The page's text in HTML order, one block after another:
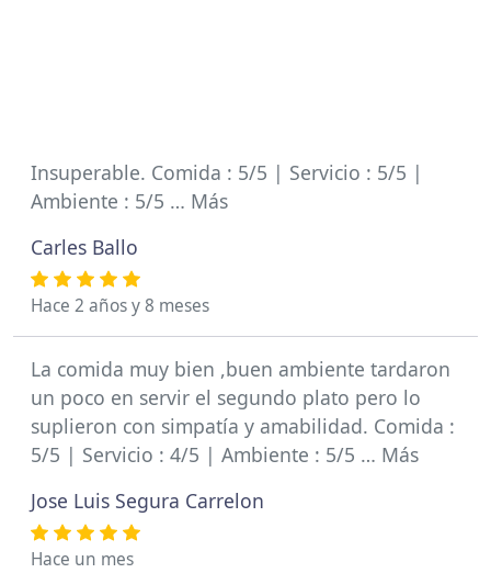
Insuperable. Comida : 5/5 | Servicio : 5/5 |
Ambiente : 5/5 … Más
Carles Ballo
Hace 2 años y 8 meses
La comida muy bien ,buen ambiente tardaron
un poco en servir el segundo plato pero lo
suplieron con simpatía y amabilidad. Comida :
5/5 | Servicio : 4/5 | Ambiente : 5/5 … Más
Jose Luis Segura Carrelon
Hace un mes